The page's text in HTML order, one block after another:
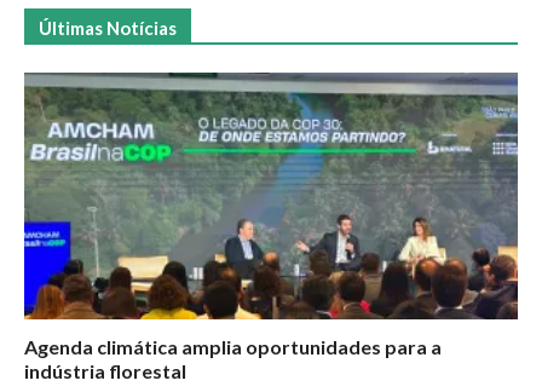
Últimas Notícias
Agenda climática amplia oportunidades para a
indústria florestal